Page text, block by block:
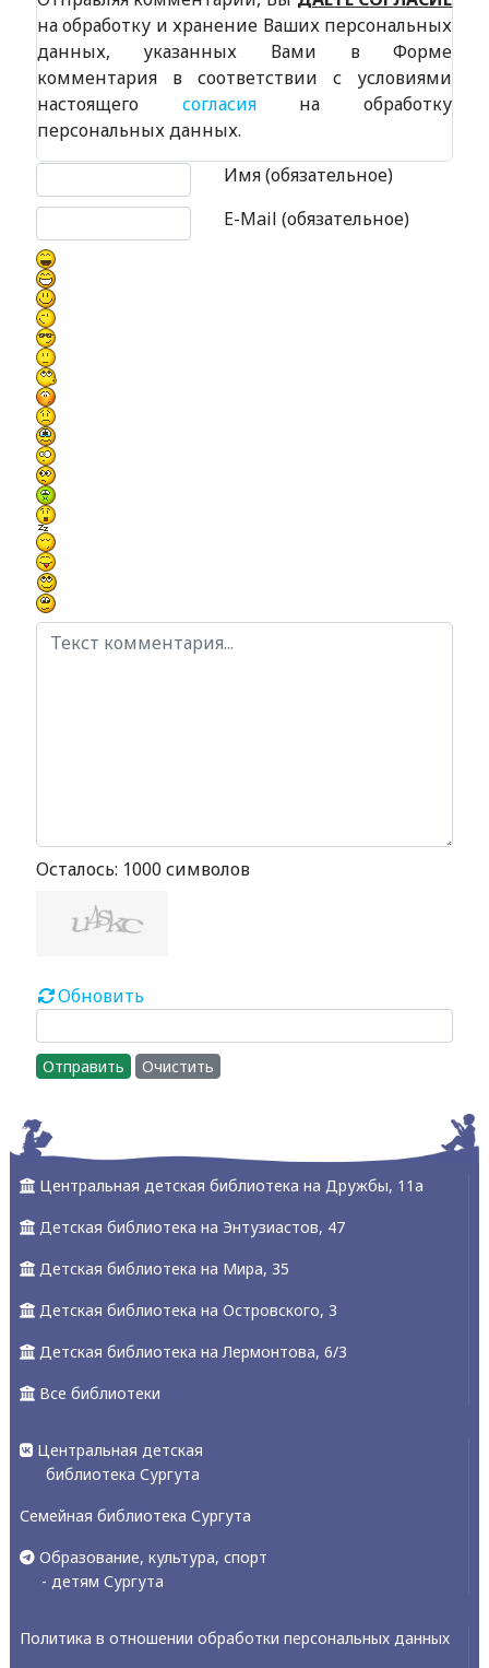
на обработку и хранение Ваших персональных
данных, указанных Вами в Форме
комментария в соответствии с условиями
настоящего согласияна обработку
персональных данных.
Имя (обязательное)
E-Mail (обязательное)
Текст комментария
Осталось: 1000 символов
Обновить
Отправить Очистить
Центральная детская библиотека на Дружбы, 11а
Детская библиотека на Энтузиастов, 47
Детская библиотека на Мира, 35
Детская библиотека на Островского, 3
Детская библиотека на Лермонтова, 6/3
Все библиотеки
Центральная детская
библиотека Сургута
Семейная библиотека Сургута
Образование, культура, спорт
- детям Сургута
Политика в отношении обработки персональных данных